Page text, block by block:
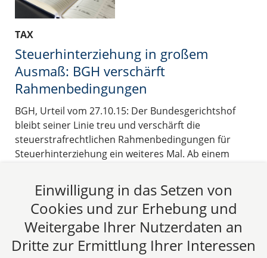
TAX
Steuerhinterziehung in großem
Ausmaß: BGH verschärft
Rahmenbedingungen
BGH, Urteil vom 27.10.15: Der Bundesgerichtshof
bleibt seiner Linie treu und verschärft die
steuerstrafrechtlichen Rahmenbedingungen für
Steuerhinterziehung ein weiteres Mal. Ab einem
Hinterziehung in großem Maße vor, die zusätzlich
mit 10 Jahren Freiheitsstrafe bedroht wird.
25.02.2016
Beitrag lesen
Einwilligung in das Setzen von
Cookies und zur Erhebung und
Weitergabe Ihrer Nutzerdaten an
Dritte zur Ermittlung Ihrer Interessen